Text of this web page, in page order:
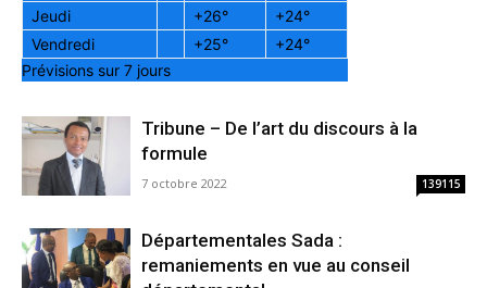
Jeudi
+26° +24°
Vendredi
+25° +24°
Prévisions sur 7 jours
Tribune – De l’art du discours à la
formule
7 octobre 2022 139115
Départementales Sada :
remaniements en vue au conseil